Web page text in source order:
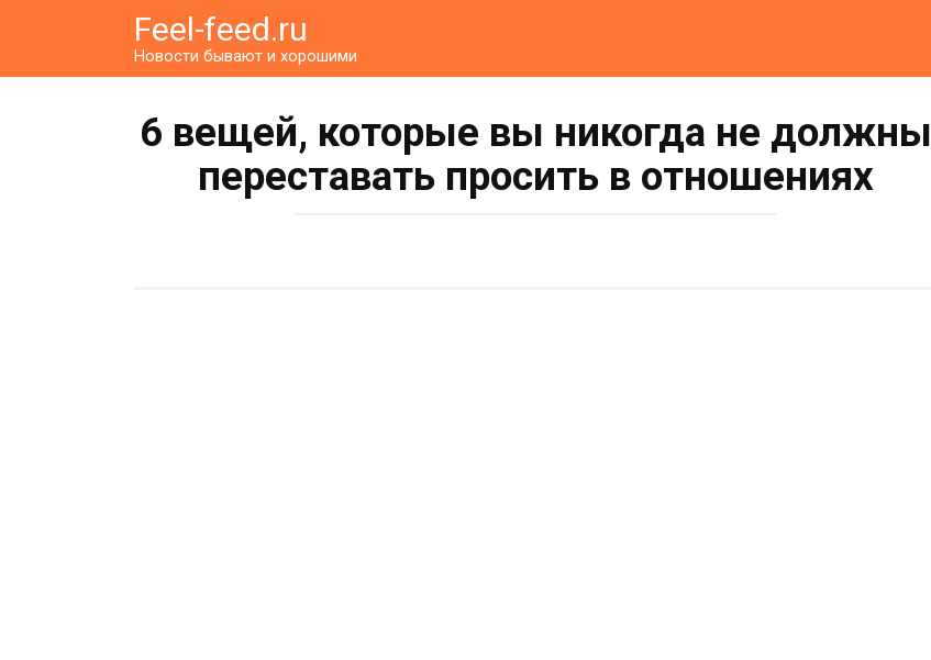
Feel-feed.ru
Новости бывают и хорошими
6 вещей, которые вы никогда не должны
переставать просить в отношениях